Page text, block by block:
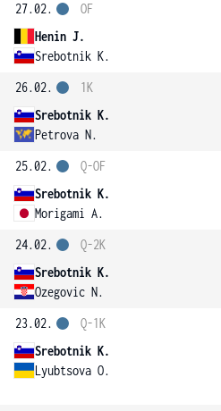
27.02.
Henin J.
Srebotnik K.
OF
26.02.
Srebotnik K.
Petrova N.
1K
25.02.
Srebotnik K.
Morigami A.
Q-OF
24.02.
Srebotnik K.
Ozegovic N.
Q-2K
23.02.
Srebotnik K.
Lyubtsova O.
Q-1K